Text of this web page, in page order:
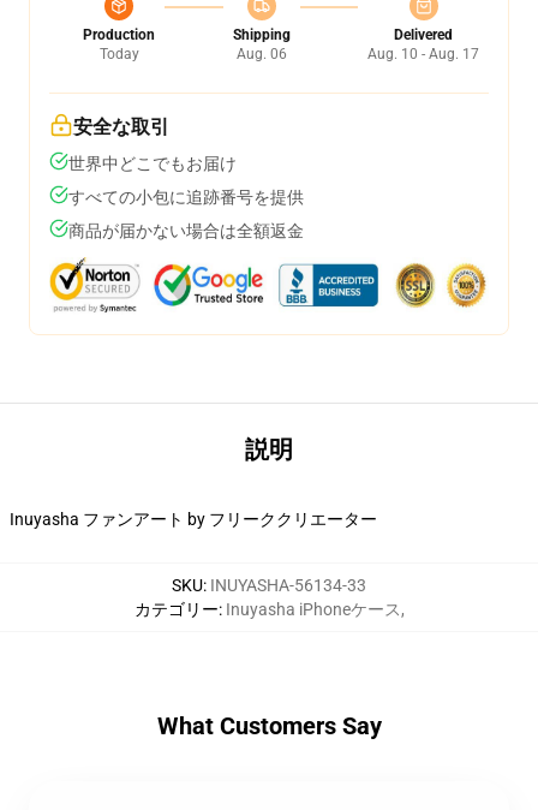
Production
Today
Shipping
Aug. 06
Delivered
Aug. 10 - Aug. 17
安全な取引
世界中どこでもお届け
すべての小包に追跡番号を提供
商品が届かない場合は全額返金
説明
Inuyasha ファンアート by フリーククリエーター
SKU: INUYASHA-56134-33
カテゴリー: Inuyasha iPhoneケース,
What Customers Say